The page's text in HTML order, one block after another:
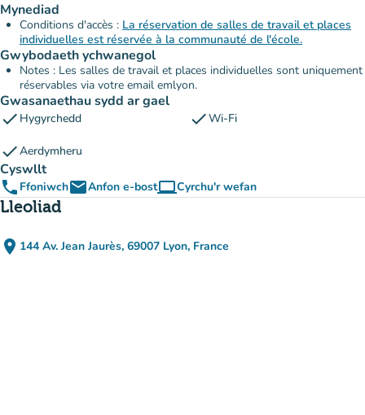
Mynediad
Conditions d'accès : La réservation de salles de travail et places
individuelles est réservée à la communauté de l'école.
Gwybodaeth ychwanegol
Notes : Les salles de travail et places individuelles sont uniquement
réservables via votre email emlyon.
Gwasanaethau sydd ar gael
check Hygyrchedd checkWi-Fi
checkAerdymheru
Cyswllt
phone FfoniwchemailAnfon e-bostcomputerCyrchu'r wefan
(tab newydd)
Lleoliad
place 144 Av. Jean Jaurès, 69007 Lyon, France
(agor yn Google Maps)
(tab newydd)